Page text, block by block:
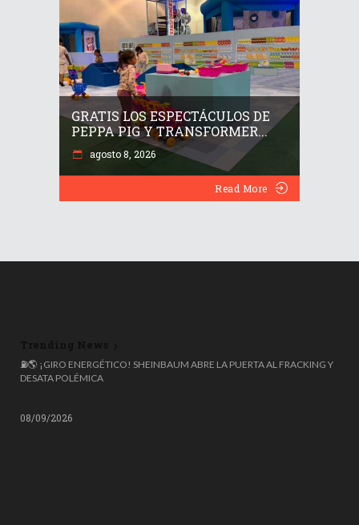
GRATIS LOS ESPECTÁCULOS DE
PEPPA PIG Y TRANSFORMER...
agosto 8, 2026
Read More
🌍 ESPAÑA ROZA LOS 50 MILLONES DE HABITANTES, PERO EL 20%
NACIÓ FUERA: COLOMBIANOS, VENEZOLANOS Y MARROQUÍES
08/09/2026